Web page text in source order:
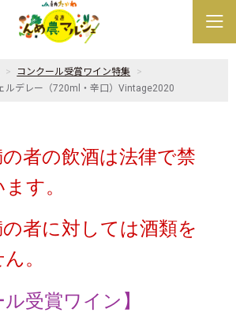
コンクール受賞ワイン特集
ルデレー（720ml・辛口）Vintage2020
の者の飲酒は法律で禁
す。
の者に対しては酒類を
。
ル受賞ワイン】